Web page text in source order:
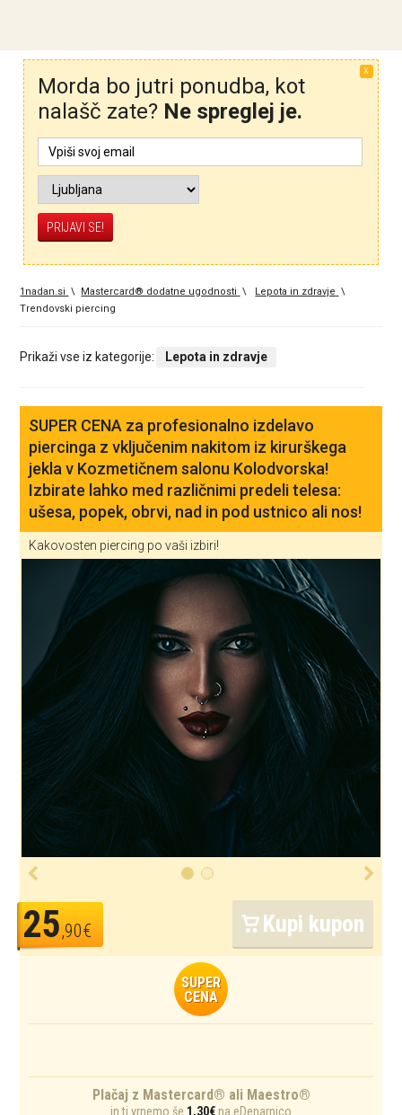
X
Morda bo jutri ponudba, kot
nalašč zate? Ne spreglej je.
1nadan.si \ Mastercard® dodatne ugodnosti \ Lepota in zdravje \
Trendovski piercing
Prikaži vse iz kategorije: Lepota in zdravje
SUPER CENA za profesionalno izdelavo
piercinga z vključenim nakitom iz kirurškega
jekla v Kozmetičnem salonu Kolodvorska!
Izbirate lahko med različnimi predeli telesa:
ušesa, popek, obrvi, nad in pod ustnico ali nos!
Kakovosten piercing po vaši izbiri!
25,90€ Kupi kupon
SUPER
CENA
Plačaj z Mastercard® ali Maestro®
in ti vrnemo še 1,30€ na eDenarnico